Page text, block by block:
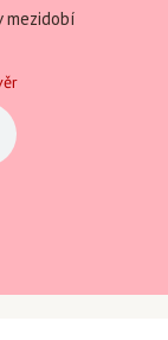
mezidobí